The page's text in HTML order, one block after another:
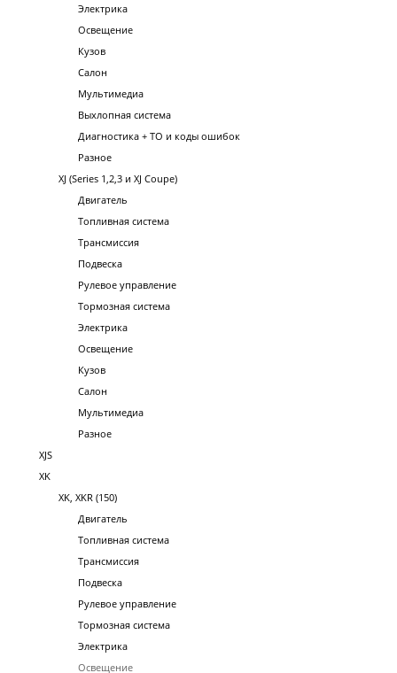
Электрика
Освещение
Кузов
Салон
Мультимедиа
Выхлопная система
Диагностика + ТО и коды ошибок
Разное
XJ (Series 1,2,3 и XJ Coupe)
Двигатель
Топливная система
Трансмиссия
Подвеска
Рулевое управление
Тормозная система
Электрика
Освещение
Кузов
Салон
Мультимедиа
Разное
XJS
XK
XK, XKR (150)
Двигатель
Топливная система
Трансмиссия
Подвеска
Рулевое управление
Тормозная система
Электрика
Освещение